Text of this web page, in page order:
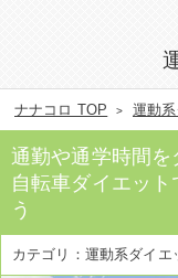
ナナコロ TOP 運動
通勤や通学時間を
自転車ダイエッ
う
運動系ダイエ